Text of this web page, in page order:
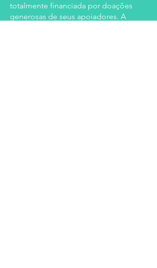
totalmente financiada por doações
generosas de seus apoiadores. A